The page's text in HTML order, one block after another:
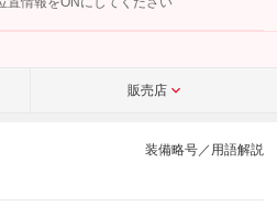
こちら
販売店
装備略号／用語解説